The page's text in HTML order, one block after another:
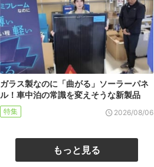
ガラス製なのに「曲がる」ソーラーパネ
ル！車中泊の常識を変えそうな新製品
特集 2026/08/06
もっと見る